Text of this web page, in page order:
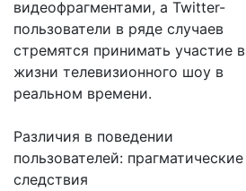
видеофрагментами, а Twitter-
пользователи в ряде случаев
стремятся принимать участие в
жизни телевизионного шоу в
реальном времени.
Различия в поведении
пользователей: прагматические
следствия